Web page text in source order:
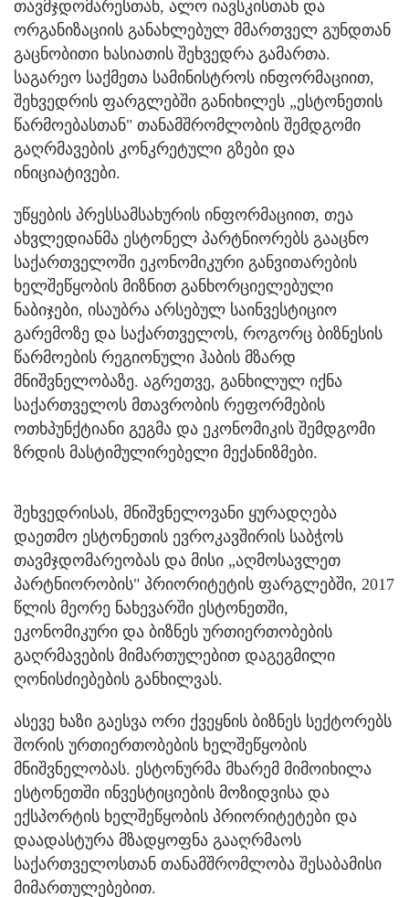
თავმჯდომარესთან, ალო იავსკისთან და
ორგანიზაციის განახლებულ მმართველ გუნდთან
გაცნობითი ხასიათის შეხვედრა გამართა.
საგარეო საქმეთა სამინისტროს ინფორმაციით,
შეხვედრის ფარგლებში განიხილეს „ესტონეთის
წარმოებასთან" თანამშრომლობის შემდგომი
გაღრმავების კონკრეტული გზები და
ინიციატივები.
უწყების პრესსამსახურის ინფორმაციით, თეა
ახვლედიანმა ესტონელ პარტნიორებს გააცნო
საქართველოში ეკონომიკური განვითარების
ხელშეწყობის მიზნით განხორციელებული
ნაბიჯები, ისაუბრა არსებულ საინვესტიციო
გარემოზე და საქართველოს, როგორც ბიზნესის
წარმოების რეგიონული ჰაბის მზარდ
მნიშვნელობაზე. აგრეთვე, განხილულ იქნა
საქართველოს მთავრობის რეფორმების
ოთხპუნქტიანი გეგმა და ეკონომიკის შემდგომი
ზრდის მასტიმულირებელი მექანიზმები.
შეხვედრისას, მნიშვნელოვანი ყურადღება
დაეთმო ესტონეთის ევროკავშირის საბჭოს
თავმჯდომარეობას და მისი „აღმოსავლეთ
პარტნიორობის" პრიორიტეტის ფარგლებში, 2017
წლის მეორე ნახევარში ესტონეთში,
ეკონომიკური და ბიზნეს ურთიერთობების
გაღრმავების მიმართულებით დაგეგმილი
ღონისძიებების განხილვას.
ასევე ხაზი გაესვა ორი ქვეყნის ბიზნეს სექტორებს
შორის ურთიერთობების ხელშეწყობის
მნიშვნელობას. ესტონურმა მხარემ მიმოიხილა
ესტონეთში ინვესტიციების მოზიდვისა და
ექსპორტის ხელშეწყობის პრიორიტეტები და
დაადასტურა მზადყოფნა გააღრმაოს
საქართველოსთან თანამშრომლობა შესაბამისი
მიმართულებებით.